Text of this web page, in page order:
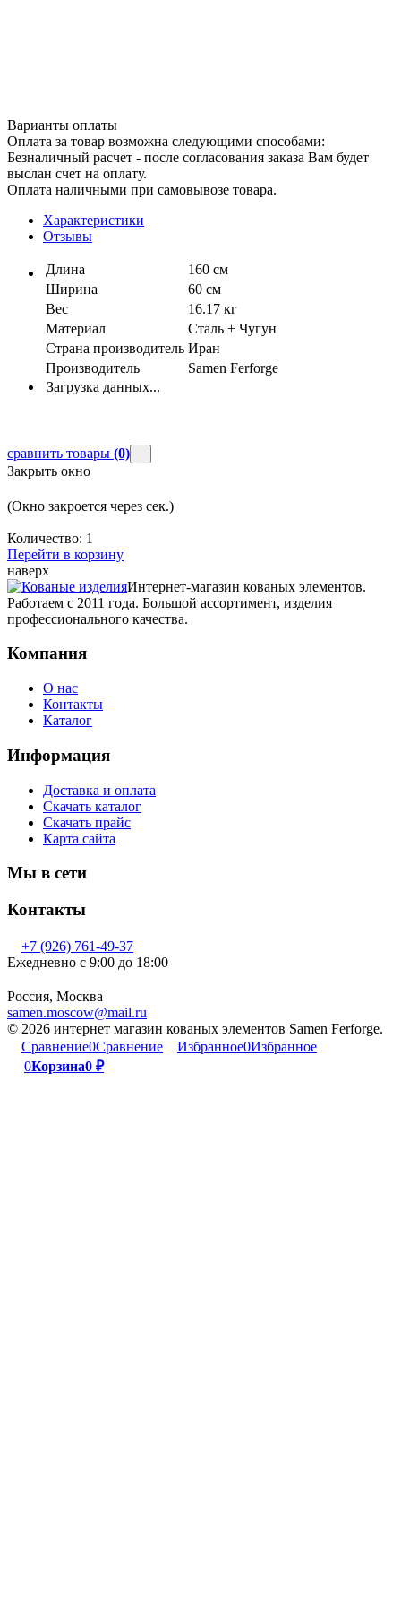
Варианты оплаты
Оплата за товар возможна следующими способами:
Безналичный расчет - после согласования заказа Вам будет
выслан счет на оплату.
Оплата наличными при самовывозе товара.
Характеристики
Отзывы
Длина
160 см
Ширина
60 см
Вес
16.17 кг
Материал
Сталь + Чугун
Страна производитель Иран
Производитель
Samen Ferforge
Загрузка данных...
сравнить товары (0)
Закрыть окно
(Окно закроется через сек.)
Количество: 1
Перейти в корзину
наверх
Интернет-магазин кованых элементов.
Работаем с 2011 года. Большой ассортимент, изделия
профессионального качества.
Компания
О нас
Контакты
Каталог
Информация
Доставка и оплата
Скачать каталог
Скачать прайс
Карта сайта
Мы в сети
Контакты
+7 (926) 761-49-37
Ежедневно с 9:00 до 18:00
Россия, Москва
samen.moscow@mail.ru
© 2026 интернет магазин кованых элементов Samen Ferforge.
Сравнение0Сравнение Избранное0Избранное
0Корзина0 ₽